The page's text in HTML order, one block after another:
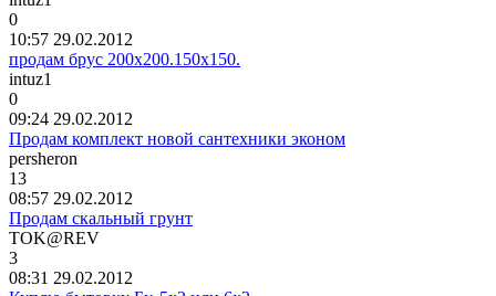
0
10:57 29.02.2012
продам брус 200х200.150х150.
intuz1
0
09:24 29.02.2012
Продам комплект новой сантехники эконом
persheron
13
08:57 29.02.2012
Продам скальный грунт
TOK@REV
3
08:31 29.02.2012